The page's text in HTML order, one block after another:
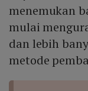
menemukan
mulai
dan lebih
metode